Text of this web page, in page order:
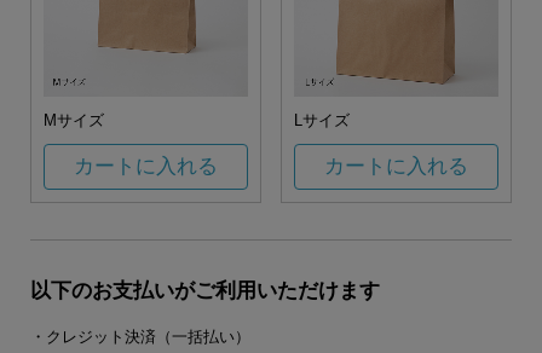
Mサイズ
カートに入れる
Lサイズ
カートに入れる
以下のお支払いがご利用いただけます
・クレジット決済（一括払い）